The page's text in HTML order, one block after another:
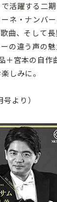
活躍する二
ネ・ナンバ
曲、そして
の違う声の
＋宮本の自作
しみに。
より）